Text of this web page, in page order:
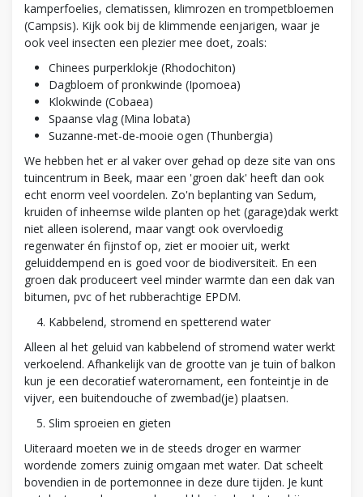
kamperfoelies, clematissen, klimrozen en trompetbloemen
(Campsis). Kijk ook bij de klimmende eenjarigen, waar je
ook veel insecten een plezier mee doet, zoals:
Chinees purperklokje (Rhodochiton)
Dagbloem of pronkwinde (Ipomoea)
Klokwinde (Cobaea)
Spaanse vlag (Mina lobata)
Suzanne-met-de-mooie ogen (Thunbergia)
We hebben het er al vaker over gehad op deze site van ons
tuincentrum in Beek, maar een 'groen dak' heeft dan ook
echt enorm veel voordelen. Zo'n beplanting van Sedum,
kruiden of inheemse wilde planten op het (garage)dak werkt
niet alleen isolerend, maar vangt ook overvloedig
regenwater én fijnstof op, ziet er mooier uit, werkt
geluiddempend en is goed voor de biodiversiteit. En een
groen dak produceert veel minder warmte dan een dak van
bitumen, pvc of het rubberachtige EPDM.
Kabbelend, stromend en spetterend water
Alleen al het geluid van kabbelend of stromend water werkt
verkoelend. Afhankelijk van de grootte van je tuin of balkon
kun je een decoratief waterornament, een fonteintje in de
vijver, een buitendouche of zwembad(je) plaatsen.
Slim sproeien en gieten
Uiteraard moeten we in de steeds droger en warmer
wordende zomers zuinig omgaan met water. Dat scheelt
bovendien in de portemonnee in deze dure tijden. Je kunt